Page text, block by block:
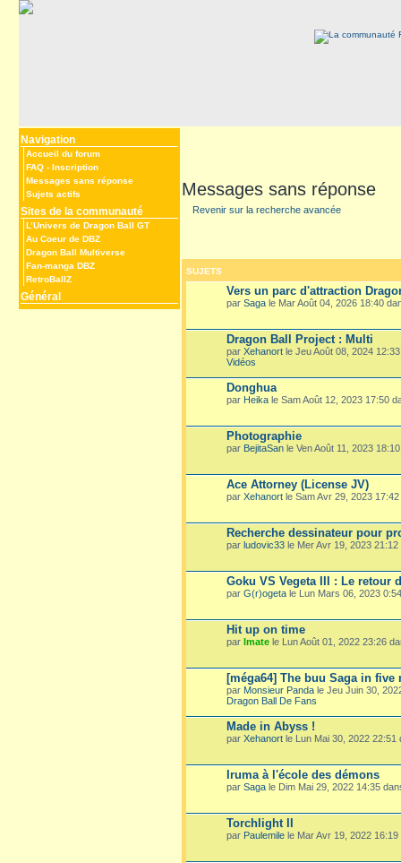
Navigation
Accueil du forum
FAQ - Inscription
Messages sans réponse
Sujets actifs
Sites de la communauté
L’Univers de Dragon Ball GT
Au Coeur de DBZ
Dragon Ball Multiverse
Fan-manga DBZ
RetroBallZ
Général
Messages sans réponse
Revenir sur la recherche avancée
SUJETS
Vers un parc d'attraction
par Saga le Mar Août 04, 2026 18:40
Dragon Ball Project : Multi
par Xehanort le Jeu Août 08, 2024
Vidéos
Donghua
par Heika le Sam Août 12, 2023 17:50
Photographie
par BejitaSan le Ven Août 11, 2023
Ace Attorney (License JV)
par Xehanort le Sam Avr 29, 2023
Recherche dessinateur pour
par ludovic33 le Mer Avr 19, 2023
Goku VS Vegeta III : Le retour
par G(r)ogeta le Lun Mars 06, 2023
Hit up on time
par Imate le Lun Août 01, 2022 23:26
[méga64] The buu Saga in five
par Monsieur Panda le Jeu Juin 30,
Dragon Ball De Fans
Made in Abyss !
par Xehanort le Lun Mai 30, 2022 22:51
Iruma à l'école des démons
par Saga le Dim Mai 29, 2022 14:35
Torchlight II
par Paulemile le Mar Avr 19, 2022